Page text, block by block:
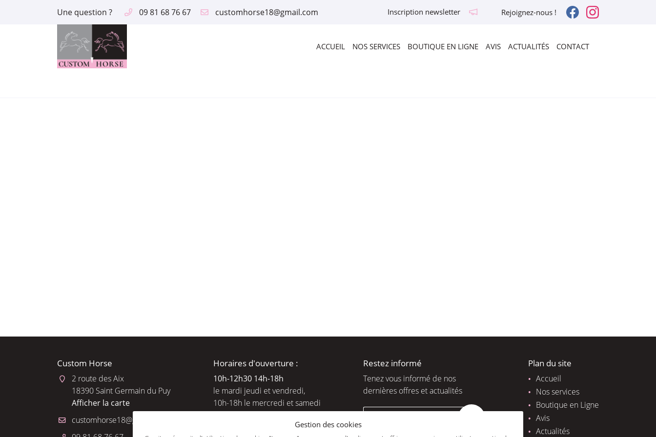
Une question ? 09 81 68 76 67 Inscription newsletter Rejoignez-nous !
ACCUEIL NOS SERVICES BOUTIQUE EN LIGNE AVIS ACTUALITÉS CONTACT
2 route des Aix
18390 Saint Germain du Puy
09 81 68 76 67
Custom Horse
2 route des Aix
18390 Saint Germain du Puy
Afficher la carte
Horaires d'ouverture :
10h-12h30 14h-18h
le mardi jeudi et vendredi,
10h-18h le mercredi et samedi
Restez informé
Tenez vous informé de nos
dernières offres et actualités
Plan du site
Accueil
Nos services
Boutique en Ligne
Avis
Actualités
Gestion des cookies